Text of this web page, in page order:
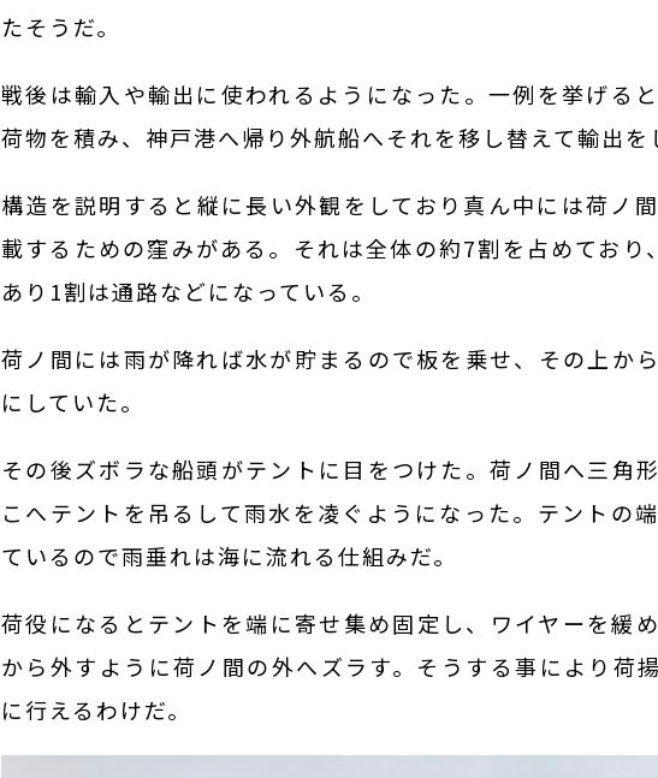
たそうだ。
戦後は輸入や輸出に使われるようになった。一例を挙げる
荷物を積み、神戸港へ帰り外航船へそれを移し替えて輸出を
構造を説明すると縦に長い外観をしており真ん中には荷ノ
載するための窪みがある。それは全体の約7割を占めており
あり1割は通路などになっている。
荷ノ間には雨が降れば水が貯まるので板を乗せ、その上か
にしていた。
その後ズボラな船頭がテントに目をつけた。荷ノ間へ三角
こへテントを吊るして雨水を凌ぐようになった。テントの
ているので雨垂れは海に流れる仕組みだ。
荷役になるとテントを端に寄せ集め固定し、ワイヤーを緩
から外すように荷ノ間の外へズラす。そうする事により荷
に行えるわけだ。